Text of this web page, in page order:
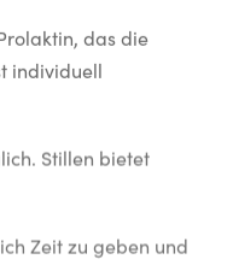
das die
individuell
Stillen bietet
Zeit zu geben und